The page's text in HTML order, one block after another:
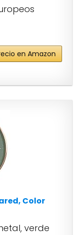
en Amazon
Color
verde